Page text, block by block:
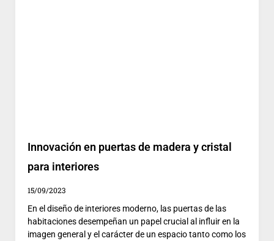
Innovación en puertas de madera y cristal
para interiores
15/09/2023
En el diseño de interiores moderno, las puertas de las
habitaciones desempeñan un papel crucial al influir en la
imagen general y el carácter de un espacio tanto como los